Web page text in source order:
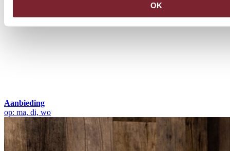
OK
Aanbieding
op: ma, di, wo